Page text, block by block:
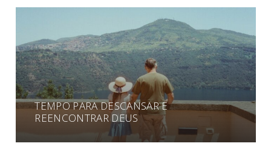
TEMPO PARA DESCANSAR E
REENCONTRAR DEUS